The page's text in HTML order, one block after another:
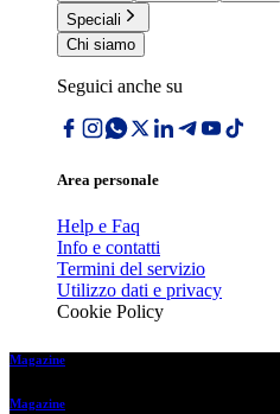
Speciali
Chi siamo
Seguici anche su
Area personale
Help e Faq
Info e contatti
Termini del servizio
Utilizzo dati e privacy
Cookie Policy
Magazine
Magazine